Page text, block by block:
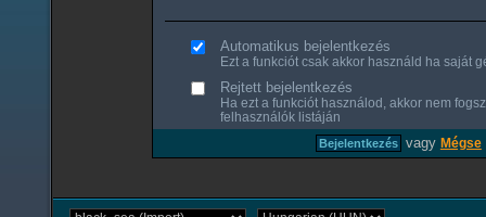
Automatikus bejelentkezés
Ezt a funkciót csak akkor használd ha saját
Rejtett bejelentkezés
Ha ezt a funkciót használod, akkor nem
felhasználók listáján
vagy Mégse